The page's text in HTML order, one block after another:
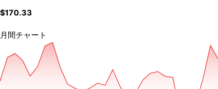
$170.33
月間チャート